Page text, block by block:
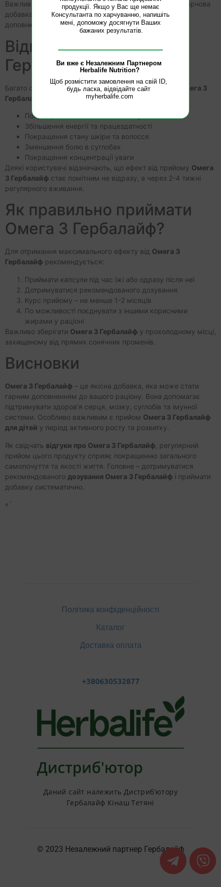
Важливо пам’ятати, щоОмега 3 від Гербалайф
– це харчова
добавка, яка не замінює повноцінного харчування, а
доповнює його.
Відгуки про Омега 3
Гербалайф
Багато споживачів вже оцінили ефект від прийому
Омега 3
Гербалайф
. Відгуки свідчать про:
Покращення загального самопочуття
Збільшення енергії та працездатності
Покращення стану шкіри та волосся
Зменшення болю в суглобах
Покращення концентрації уваги
Деякі користувачі відзначають, що ефект від прийому Омега
3 Гербалайф стає помітним не відразу, а через 2-4 тижні
регулярного вживання.
Як правильно приймати
Омега 3 Гербалайф?
Для отримання максимального ефекту від Омега 3
Гербалайф рекомендується:
Приймати капсули під час їжі або одразу після неї
Дотримуватися рекомендованого дозування
Курс прийому – не менше 1-2 місяців
По можливості поєднувати з іншими корисними
жирами у раціоні
Важливо зберігати Омега 3 Гербалайф у прохолодному місці,
захищеному від прямих сонячних променів.
Висновки
Омега 3 Гербалайф – це якісна добавка, яка може стати
гарним доповненням до вашого раціону. Вона допомагає
підтримувати здоров’я серця, мозку, суглобів та імунної
системи. Особливо важливим є прийом Омега 3 Гербалайф
для дітей у період активного росту та розвитку.
Як свідчать відгуки про Омега 3 Гербалайф , регулярний
прийом цього продукту сприяє покращенню загального
самопочуття та якості життя. Головне – дотримуватися
рекомендованого дозування Омега 3 Гербалайф і приймати
добавку систематично.
«`
Політика конфіденційності
Каталог
Доставка оплата
+380630532877
Даний сайт належить Дистриб’ютору
Гербалайф Кінаш Тетяні
© 2023 Незалежний партнер Гербалайф
продукції. Якщо у Вас ще немає
Консультанта по харчуванню, напишіть
мені, допоможу досягнути Ваших
бажаних результатів.
Щоб розмістити замовлення на свій ID,
будь ласка, відвідайте сайт
myherbalife.cоm
Ви вже є Незалежним Партнером
Herbalife Nutrition?